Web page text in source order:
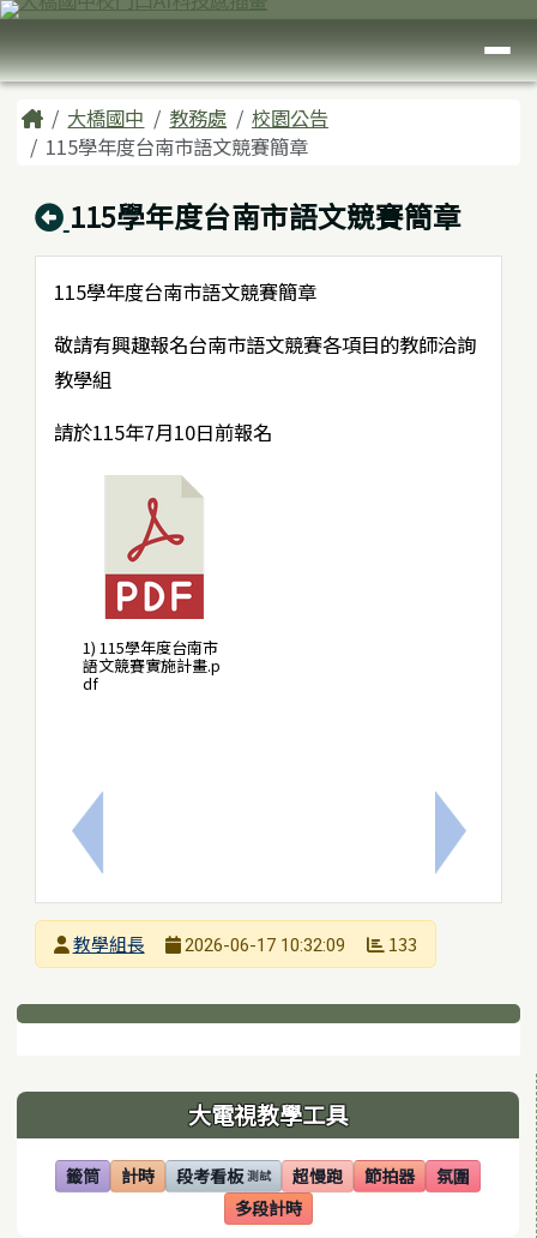
跳至主內容區
臺南市大橋國中
導覽列
主內容區域
Home大橋國中 教務處
校園公告
115學年度台南市語文競賽簡章
回上頁
115學年度台南市語文競賽簡章
上一筆：大橋國中115學年度新生入學重要時程表
115學年度台南市語文競賽簡章
敬請有興趣報名台南市語文競賽各項目的教師洽詢
教學組
請於115年7月10日前報名
1) 115學年度台南市
語文競賽實施計畫.p
df
下一筆：
發布者
教學組長
2026-06-17 10:32:09 133
下中區域內容
左邊區域內容 大電視教學工具
籤筒
(另開視窗)
計時
(另開視窗)段考看板 測試
(另開視窗) 超慢跑
(另開視窗)節拍器
(另開視窗)氛圍
(另開視窗)
多段計時
(另開視窗)
頁尾區域